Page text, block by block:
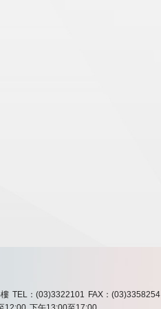
TEL：(03)3322101
FAX：(03)3358254